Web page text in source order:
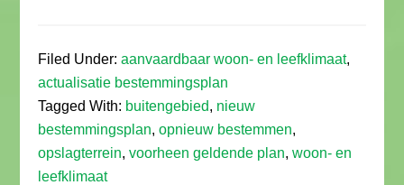
Filed Under:aanvaardbaar woon- en leefklimaat,
actualisatie bestemmingsplan
Tagged With: buitengebied, nieuw
bestemmingsplan,opnieuw bestemmen,
opslagterrein,voorheen geldende plan,woon- en
leefklimaat